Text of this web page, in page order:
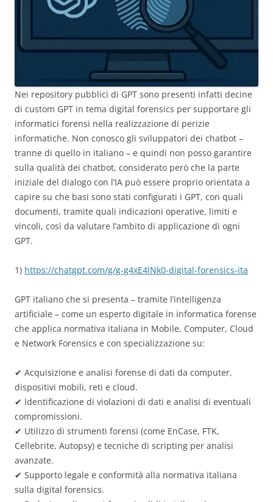
Nei repository pubblici di GPT sono presenti infatti decine
di custom GPT in tema digital forensics per supportare gli
informatici forensi nella realizzazione di perizie
informatiche. Non conosco gli sviluppatori dei chatbot –
tranne di quello in italiano – e quindi non posso garantire
sulla qualità dei chatbot, considerato però che la parte
iniziale del dialogo con l’IA può essere proprio orientata a
capire su che basi sono stati configurati i GPT, con quali
documenti, tramite quali indicazioni operative, limiti e
vincoli, così da valutare l’ambito di applicazione di ogni
GPT.
1) https://chatgpt.com/g/g-g4xE4lNk0-digital-forensics-ita
GPT italiano che si presenta – tramite l’intelligenza
artificiale – come un esperto digitale in informatica forense
che applica normativa italiana in Mobile, Computer, Cloud
e Network Forensics e con specializzazione su:
✔ Acquisizione e analisi forense di dati da computer,
dispositivi mobili, reti e cloud.
✔ Identificazione di violazioni di dati e analisi di eventuali
compromissioni.
✔ Utilizzo di strumenti forensi (come EnCase, FTK,
Cellebrite, Autopsy) e tecniche di scripting per analisi
avanzate.
✔ Supporto legale e conformità alla normativa italiana
sulla digital forensics.